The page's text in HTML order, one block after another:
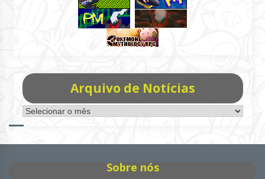
Arquivo de Notícias
Arquivo
de
Sobre nós